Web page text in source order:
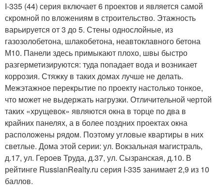
I-335 (44) серия включает 6 проектов и является самой
скромной по вложениям в строительство. Этажность
варьируется от 3 до 5. Стены однослойные, из
газозолобетона, шлакобетона, неавтоклавного бетона
М10. Панели здесь примыкают плохо, швы быстро
разгерметизируются: туда попадает вода и возникает
коррозия. Стяжку в таких домах лучше не делать.
Межэтажное перекрытие по проекту настолько тонкое,
что может не выдержать нагрузки. Отличительной чертой
таких «хрущевок» являются окна в торце по два в
крайних панелях, а в более поздних проектах окна
расположены рядом. Поэтому угловые квартиры в них
светлые. Дома этой серии: ул. Вокзальная магистраль,
д.17, ул. Героев Труда, д.37, ул. Сызранская, д.10. В
рейтинге RussianRealty.ru серия I-335 занимает 2,9 из 10
баллов.